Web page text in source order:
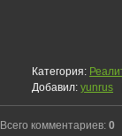
Категория:
Добавил: yunrus
Всего комментариев: 0